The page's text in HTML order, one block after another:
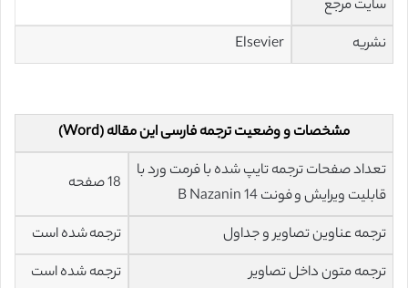
سایت مرجع
نشریه Elsevier
مشخصات و وضعیت ترجمه فارسی این مقاله (Word)
تعداد صفحات ترجمه تایپ شده با فرمت ورد با
قابلیت ویرایش و فونت 14 B Nazanin
18 صفحه
ترجمه عناوین تصاویر و جداول
ترجمه شده است
ترجمه متون داخل تصاویر
ترجمه شده است